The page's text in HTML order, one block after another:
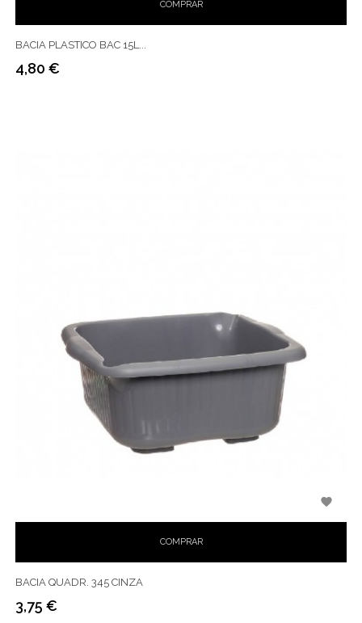
COMPRAR
BACIA PLASTICO BAC 15L...
Preço
4,80 €
COMPRAR

BACIA QUADR. 345 CINZA
Preço
3,75 €